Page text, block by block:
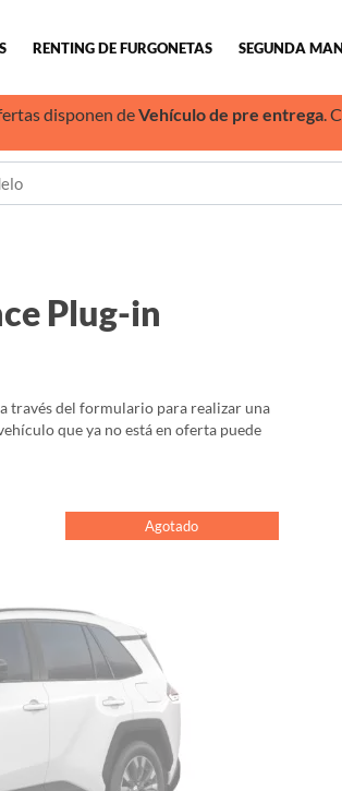
RENTING DE FURGONETAS SEGUNDA
disponen deVehículo de pre entrega.
Plug-in
través del formulario para realizar una
que ya no está en oferta puede
Agotado